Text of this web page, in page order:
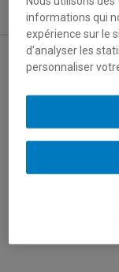
Nous joindre
Programme
étudiante
informations qui
expérience sur le
d’analyser les
personnaliser